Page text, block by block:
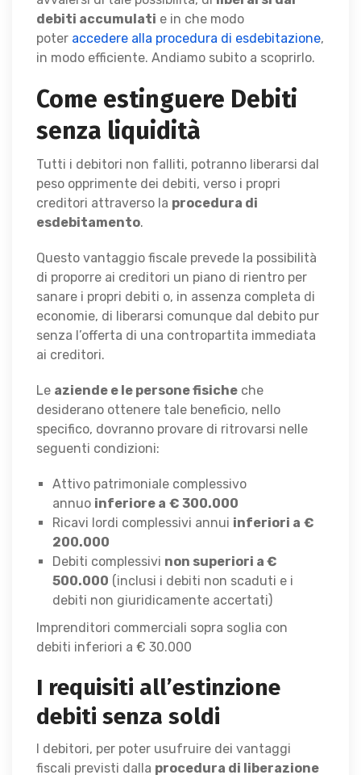
debiti accumulati e in che modo
poter accedere alla procedura di esdebitazione,
in modo efficiente. Andiamo subito a scoprirlo.
Come estinguere Debiti
senza liquidità
Tutti i debitori non falliti, potranno liberarsi dal
peso opprimente dei debiti, verso i propri
creditori attraverso la procedura di
esdebitamento.
Questo vantaggio fiscale prevede la possibilità
di proporre ai creditori un piano di rientro per
sanare i propri debiti o, in assenza completa di
economie, di liberarsi comunque dal debito pur
senza l’offerta di una contropartita immediata
ai creditori.
Le aziende e le persone fisiche che
desiderano ottenere tale beneficio, nello
specifico, dovranno provare di ritrovarsi nelle
seguenti condizioni:
Attivo patrimoniale complessivo
annuo inferiore a € 300.000
Ricavi lordi complessivi annui inferiori a €
200.000
Debiti complessivi non superiori a €
500.000 (inclusi i debiti non scaduti e i
debiti non giuridicamente accertati)
Imprenditori commerciali sopra soglia con
debiti inferiori a € 30.000
I requisiti all’estinzione
debiti senza soldi
I debitori, per poter usufruire dei vantaggi
fiscali previsti dalla procedura di liberazione